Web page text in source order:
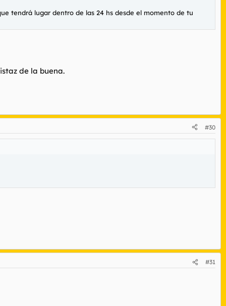
tendrá lugar dentro de las 24 hs desde el momento de tu
de la buena.
#30
#31